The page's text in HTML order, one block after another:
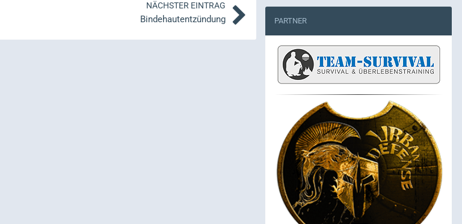
NÄCHSTER EINTRAG
Bindehautentzündung PARTNER